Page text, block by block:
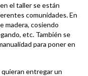
el taller se están
comunidades. En
madera, cosiendo
etc. También se
para poner en
entregar un